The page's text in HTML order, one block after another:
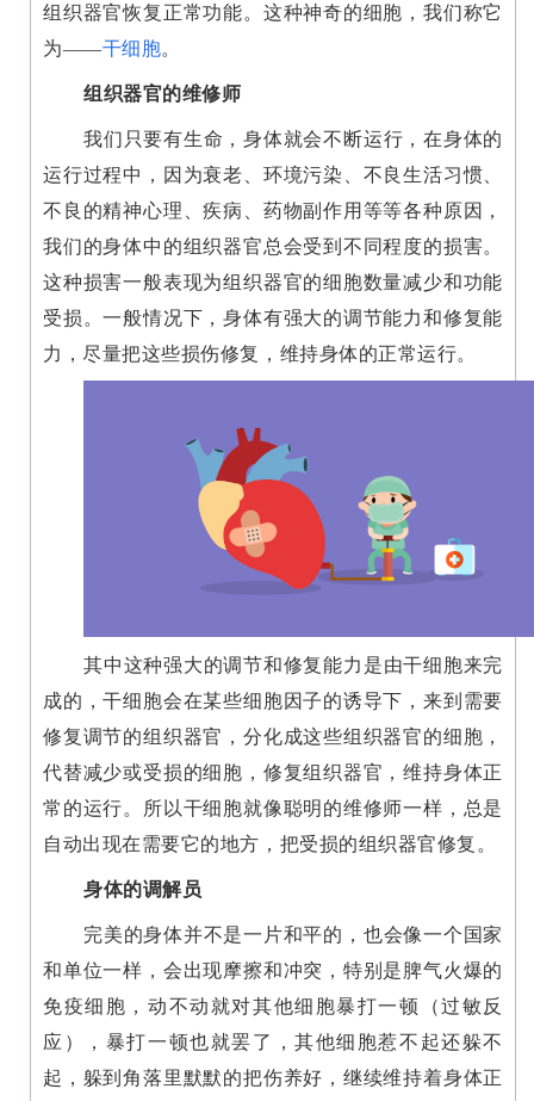
组织器官恢复正常功能。这种神奇的细胞，我们称它
为——干细胞。
组织器官的维修师
我们只要有生命，身体就会不断运行，在身体的
运行过程中，因为衰老、环境污染、不良生活习惯、
不良的精神心理、疾病、药物副作用等等各种原因，
我们的身体中的组织器官总会受到不同程度的损害。
这种损害一般表现为组织器官的细胞数量减少和功能
受损。一般情况下，身体有强大的调节能力和修复能
力，尽量把这些损伤修复，维持身体的正常运行。
其中这种强大的调节和修复能力是由干细胞来完
成的，干细胞会在某些细胞因子的诱导下，来到需要
修复调节的组织器官，分化成这些组织器官的细胞，
代替减少或受损的细胞，修复组织器官，维持身体正
常的运行。所以干细胞就像聪明的维修师一样，总是
自动出现在需要它的地方，把受损的组织器官修复。
身体的调解员
完美的身体并不是一片和平的，也会像一个国家
和单位一样，会出现摩擦和冲突，特别是脾气火爆的
免疫细胞，动不动就对其他细胞暴打一顿（过敏反
应），暴打一顿也就罢了，其他细胞惹不起还躲不
起，躲到角落里默默的把伤养好，继续维持着身体正